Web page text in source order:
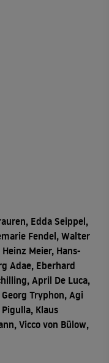
Edda Seippel,
Fendel, Walter
Meier, Hans-
Adae, Eberhard
April De Luca,
Tryphon, Agi
Klaus
Vicco von Bülow,